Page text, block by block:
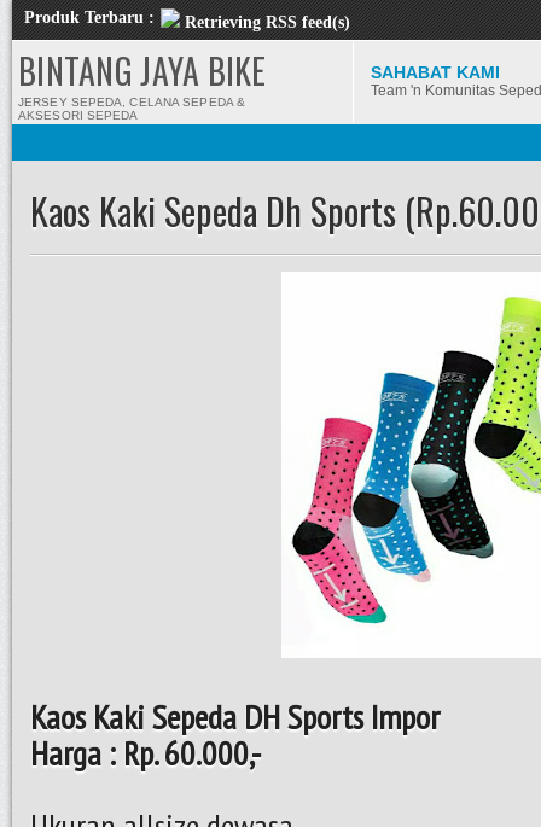
Produk Terbaru : Retrieving RSS feed(s)
BINTANG JAYA BIKE
JERSEY SEPEDA, CELANA SEPEDA &
AKSESORI SEPEDA
SAHABAT KAMI
Team 'n Komunitas
Kaos Kaki Sepeda Dh Sports
Kaos Kaki Sepeda DH Sports Impor
Harga : Rp. 60.000,-